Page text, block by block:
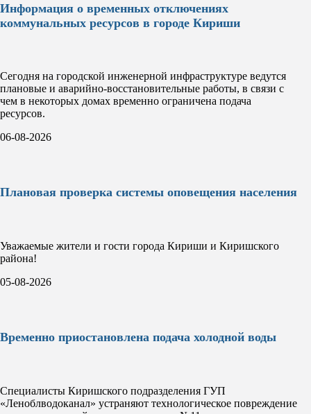
Информация о временных отключениях
коммунальных ресурсов в городе Кириши
Сегодня на городской инженерной инфраструктуре ведутся
плановые и аварийно-восстановительные работы, в связи с
чем в некоторых домах временно ограничена подача
ресурсов.
06-08-2026
Плановая проверка системы оповещения населения
Уважаемые жители и гости города Кириши и Киришского
района!
05-08-2026
Временно приостановлена подача холодной воды
Специалисты Киришского подразделения ГУП
«Леноблводоканал» устраняют технологическое повреждение